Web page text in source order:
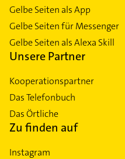
Gelbe Seiten als App
Gelbe Seiten für Messenger
Gelbe Seiten als Alexa Skill
Unsere Partner
Kooperationspartner
Das Telefonbuch
Das Örtliche
Zu finden auf
Instagram